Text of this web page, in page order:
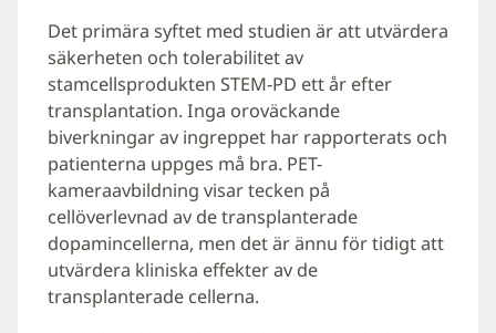
Det primära syftet med studien är att utvärdera
säkerheten och tolerabilitet av
stamcellsprodukten STEM-PD ett år efter
transplantation. Inga oroväckande
biverkningar av ingreppet har rapporterats och
patienterna uppges må bra. PET-
kameraavbildning visar tecken på
cellöverlevnad av de transplanterade
dopamincellerna, men det är ännu för tidigt att
utvärdera kliniska effekter av de
transplanterade cellerna.